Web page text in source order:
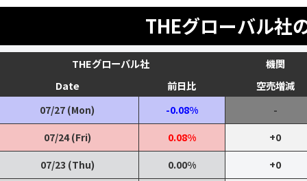
THEグローバル社
THEグローバル社
機関
Date
前日比 空売増減
07/27 (Mon) -0.08%
-
07/24 (Fri)
0.08%
+0
07/23 (Thu)
0.00%
+0